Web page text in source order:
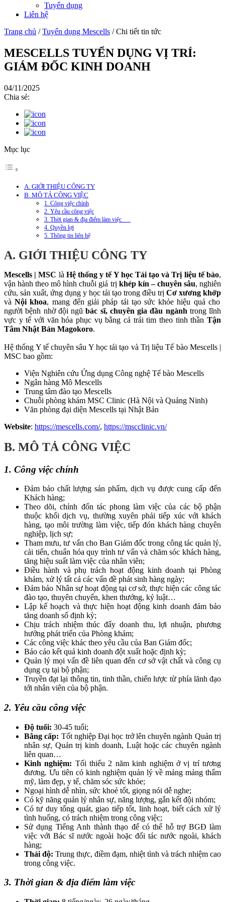
Tuyển dụng
Liên hệ
Trang chủ /Tuyển dụng Mescells /Chi tiết tin tức
MESCELLS TUYỂN DỤNG VỊ TRÍ:
GIÁM ĐỐC KINH DOANH
04/11/2025
Chia sẻ:
Mục lục
A. GIỚI THIỆU CÔNG TY
B. MÔ TẢ CÔNG VIỆC
1. Công việc chính
2. Yêu cầu công việc
3. Thời gian & địa điểm làm việc
4. Quyền lợi
5. Thông tin liên hệ
A. GIỚI THIỆU CÔNG TY
Mescells | MSC là Hệ thống y tế Y học Tái tạo và Trị liệu tế bào,
vận hành theo mô hình chuỗi giá trị khép kín – chuyên sâu, nghiên
cứu, sản xuất, ứng dụng y học tái tạo trong điều trị Cơ xương khớp
vàNội khoa, mang đến giải pháp tái tạo sức khỏe hiệu quả cho
người bệnh nhờ đội ngũbác sĩ, chuyên gia đầu ngành trong lĩnh
vực y tế với văn hóa phục vụ bằng cả trái tim theo tinh thần Tận
Tâm Nhật Bản Magokoro.
Hệ thống Y tế chuyên sâu Y học tái tạo và Trị liệu Tế bào Mescells |
MSC bao gồm:
Viện Nghiên cứu Ứng dụng Công nghệ Tế bào Mescells
Ngân hàng Mô Mescells
Trung tâm đào tạo Mescells
Chuỗi phòng khám MSC Clinic (Hà Nội và Quảng Ninh)
Văn phòng đại diện Mescells tại Nhật Bản
Website: https://mescells.com/, https://mscclinic.vn/
B. MÔ TẢ CÔNG VIỆC
1. Công việc chính
Đảm bảo chất lượng sản phẩm, dịch vụ được cung cấp đến
Khách hàng;
Theo dõi, chỉnh đốn tác phong làm việc của các bộ phận
thuộc khối dịch vụ, thường xuyên phải tiếp xúc với khách
hàng, tạo môi trường làm việc, tiếp đón khách hàng chuyên
nghiệp, lịch sự;
Tham mưu, tư vấn cho Ban Giám đốc trong công tác quản lý,
cải tiến, chuẩn hóa quy trình tư vấn và chăm sóc khách hàng,
tăng hiệu suất làm việc của nhân viên;
Điều hành và phụ trách hoạt động kinh doanh tại Phòng
khám, xử lý tất cả các vấn đề phát sinh hàng ngày;
Đảm bảo Nhân sự hoạt động tại cơ sở, thực hiện các công tác
đào tạo, thuyên chuyển, khen thưởng, kỷ luật…
Lập kế hoạch và thực hiện hoạt động kinh doanh đảm bảo
tăng doanh số định kỳ;
Chịu trách nhiệm thúc đẩy doanh thu, lợi nhuận, phương
hướng phát triển của Phòng khám;
Các công việc khác theo yêu cầu của Ban Giám đốc;
Báo cáo kết quả kinh doanh đột xuất hoặc định kỳ;
Quản lý mọi vấn đề liên quan đến cơ sở vật chất và công cụ
dụng cụ tại bộ phận;
Truyền đạt lại thông tin, tinh thần, chiến lược từ phía lãnh đạo
tới nhân viên của bộ phận.
2. Yêu cầu công việc
Độ tuổi: 30-45 tuổi;
Bằng cấp: Tốt nghiệp Đại học trở lên chuyên ngành Quản trị
nhân sự, Quản trị kinh doanh, Luật hoặc các chuyên ngành
liên quan…
Kinh nghiệm: Tối thiểu 2 năm kinh nghiệm ở vị trí tương
đương. Ưu tiên có kinh nghiệm quản lý về mảng mảng thẩm
mỹ, làm đẹp, y tế, chăm sóc sức khỏe;
Ngoại hình dễ nhìn, sức khoẻ tốt, giọng nói dễ nghe;
Có kỹ năng quản lý nhân sự, năng lượng, gắn kết đội nhóm;
Có tư duy tổng quát, giao tiếp tốt, linh hoạt, biết cách xử lý
tình huống, có trách nhiệm trong công việc;
Sử dụng Tiếng Anh thành thạo để có thể hỗ trợ BGĐ làm
việc với Bác sĩ nước ngoài hoặc đối tác nước ngoài, khách
hàng;
Thái độ: Trung thực, điềm đạm, nhiệt tình và trách nhiệm cao
trong công việc.
3. Thời gian & địa điểm làm việc